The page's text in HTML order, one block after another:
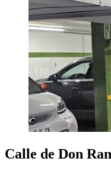
Calle de Don